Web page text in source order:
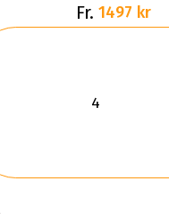
Fr. 1497 kr